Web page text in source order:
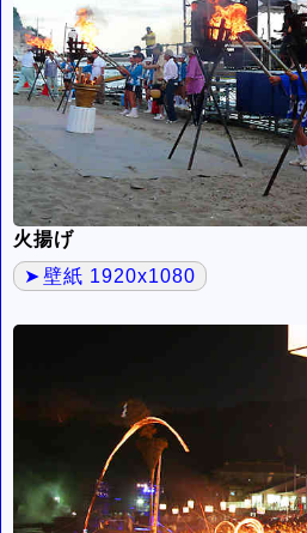
火揚げ
壁紙 1920x1080